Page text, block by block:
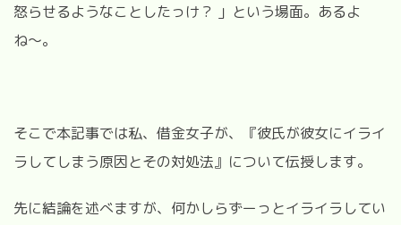
怒らせるようなことしたっけ？ 」という場面。あるよ
ね〜。
そこで本記事では私、借金女子が、『彼氏が彼女にイライ
ラしてしまう原因とその対処法』について伝授します。
先に結論を述べますが、何かしらずーっとイライラしてい